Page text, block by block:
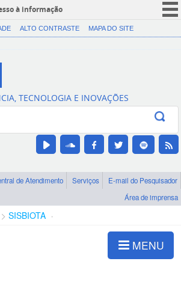
à informação
CORONAVÍRUS (COVID-19)
Canais
ALTO CONTRASTE MAPA DO SITE
TECNOLOGIA E INOVAÇÕES
de Atendimento Serviços
E-mail do Pesquisador
Área de imprensa
SISBIOTA
MENU